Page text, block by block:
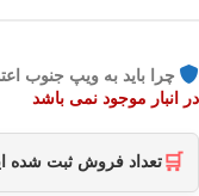
چرا باید به ویپ جنوب
در انبار موجود نمی باشد
🛒 تعداد فروش ثبت شده